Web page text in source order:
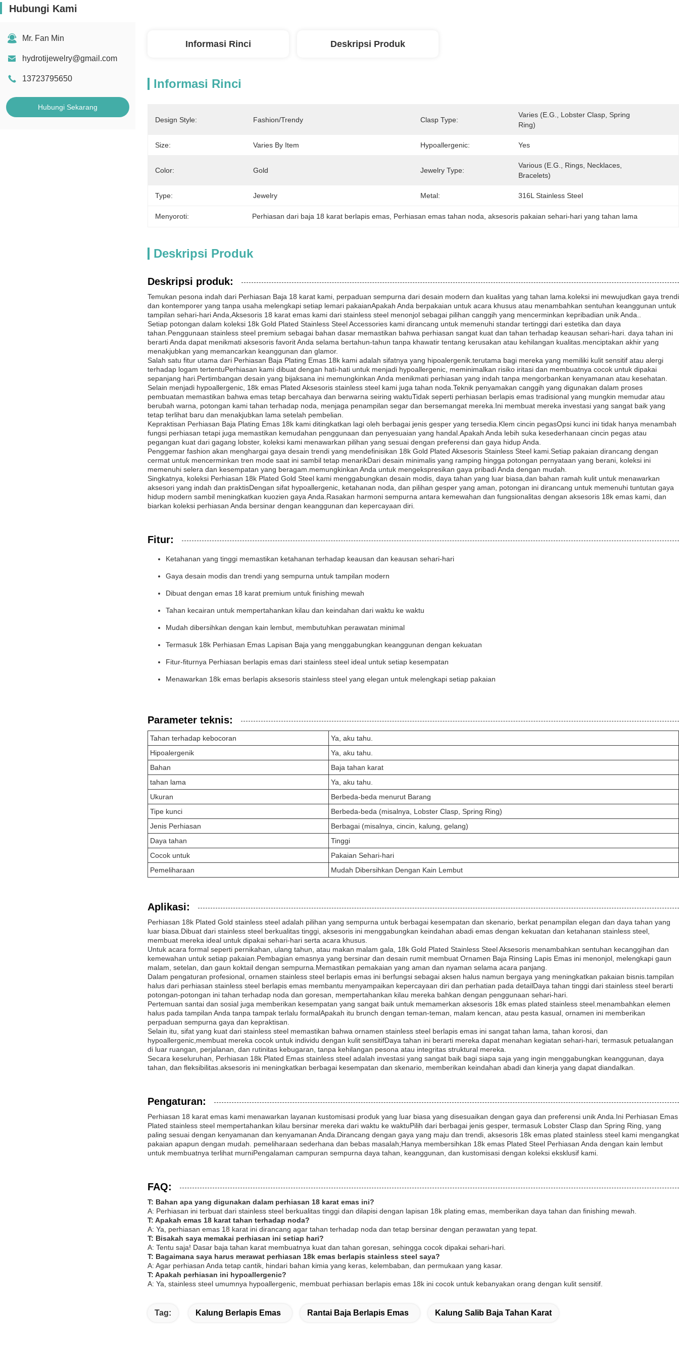
Hubungi Kami
Mr. Fan Min
hydrotijewelry@gmail.com
13723795650
Hubungi Sekarang
Informasi Rinci Deskripsi Produk
Informasi Rinci
Design Style: Fashion/Trendy Clasp Type:
Varies (e.g., Lobster Clasp, Spring
Ring)
Size: Varies By Item Hypoallergenic: Yes
Color: Gold Jewelry Type:
Various (e.g., Rings, Necklaces,
Bracelets)
Type: Jewelry Metal: 316L Stainless Steel
Menyoroti: Perhiasan dari baja 18 karat berlapis emas Perhiasan emas tahan noda aksesoris pakaian sehari-hari yang tahan lama
Deskripsi Produk
Deskripsi produk:
Temukan pesona indah dari Perhiasan Baja 18 karat kami, perpaduan sempurna dari desain modern dan kualitas yang tahan lama.koleksi ini mewujudkan gaya trendi
dan kontemporer yang tanpa usaha melengkapi setiap lemari pakaianApakah Anda berpakaian untuk acara khusus atau menambahkan sentuhan keanggunan untuk
tampilan sehari-hari Anda,Aksesoris 18 karat emas kami dari stainless steel menonjol sebagai pilihan canggih yang mencerminkan kepribadian unik Anda..
Setiap potongan dalam koleksi 18k Gold Plated Stainless Steel Accessories kami dirancang untuk memenuhi standar tertinggi dari estetika dan daya
tahan.Penggunaan stainless steel premium sebagai bahan dasar memastikan bahwa perhiasan sangat kuat dan tahan terhadap keausan sehari-hari. daya tahan ini
berarti Anda dapat menikmati aksesoris favorit Anda selama bertahun-tahun tanpa khawatir tentang kerusakan atau kehilangan kualitas.menciptakan akhir yang
menakjubkan yang memancarkan keanggunan dan glamor.
Salah satu fitur utama dari Perhiasan Baja Plating Emas 18k kami adalah sifatnya yang hipoalergenik.terutama bagi mereka yang memiliki kulit sensitif atau alergi
terhadap logam tertentuPerhiasan kami dibuat dengan hati-hati untuk menjadi hypoallergenic, meminimalkan risiko iritasi dan membuatnya cocok untuk dipakai
sepanjang hari.Pertimbangan desain yang bijaksana ini memungkinkan Anda menikmati perhiasan yang indah tanpa mengorbankan kenyamanan atau kesehatan.
Selain menjadi hypoallergenic, 18k emas Plated Aksesoris stainless steel kami juga tahan noda.Teknik penyamakan canggih yang digunakan dalam proses
pembuatan memastikan bahwa emas tetap bercahaya dan berwarna seiring waktuTidak seperti perhiasan berlapis emas tradisional yang mungkin memudar atau
berubah warna, potongan kami tahan terhadap noda, menjaga penampilan segar dan bersemangat mereka.Ini membuat mereka investasi yang sangat baik yang
tetap terlihat baru dan menakjubkan lama setelah pembelian.
Kepraktisan Perhiasan Baja Plating Emas 18k kami ditingkatkan lagi oleh berbagai jenis gesper yang tersedia.Klem cincin pegasOpsi kunci ini tidak hanya menambah
fungsi perhiasan tetapi juga memastikan kemudahan penggunaan dan penyesuaian yang handal.Apakah Anda lebih suka kesederhanaan cincin pegas atau
pegangan kuat dari gagang lobster, koleksi kami menawarkan pilihan yang sesuai dengan preferensi dan gaya hidup Anda.
Penggemar fashion akan menghargai gaya desain trendi yang mendefinisikan 18k Gold Plated Aksesoris Stainless Steel kami.Setiap pakaian dirancang dengan
cermat untuk mencerminkan tren mode saat ini sambil tetap menarikDari desain minimalis yang ramping hingga potongan pernyataan yang berani, koleksi ini
memenuhi selera dan kesempatan yang beragam.memungkinkan Anda untuk mengekspresikan gaya pribadi Anda dengan mudah.
Singkatnya, koleksi Perhiasan 18k Plated Gold Steel kami menggabungkan desain modis, daya tahan yang luar biasa,dan bahan ramah kulit untuk menawarkan
aksesori yang indah dan praktisDengan sifat hypoallergenic, ketahanan noda, dan pilihan gesper yang aman, potongan ini dirancang untuk memenuhi tuntutan gaya
hidup modern sambil meningkatkan kuozien gaya Anda.Rasakan harmoni sempurna antara kemewahan dan fungsionalitas dengan aksesoris 18k emas kami, dan
biarkan koleksi perhiasan Anda bersinar dengan keanggunan dan kepercayaan diri.
Fitur:
Ketahanan yang tinggi memastikan ketahanan terhadap keausan dan keausan sehari-hari
Gaya desain modis dan trendi yang sempurna untuk tampilan modern
Dibuat dengan emas 18 karat premium untuk finishing mewah
Tahan kecairan untuk mempertahankan kilau dan keindahan dari waktu ke waktu
Mudah dibersihkan dengan kain lembut, membutuhkan perawatan minimal
Termasuk 18k Perhiasan Emas Lapisan Baja yang menggabungkan keanggunan dengan kekuatan
Fitur-fiturnya Perhiasan berlapis emas dari stainless steel ideal untuk setiap kesempatan
Menawarkan 18k emas berlapis aksesoris stainless steel yang elegan untuk melengkapi setiap pakaian
Parameter teknis:
Tahan terhadap kebocoran
Ya, aku tahu.
Hipoalergenik
Ya, aku tahu.
Bahan
Baja tahan karat
tahan lama
Ya, aku tahu.
Ukuran
Berbeda-beda menurut Barang
Tipe kunci
Berbeda-beda (misalnya, Lobster Clasp, Spring Ring)
Jenis Perhiasan
Berbagai (misalnya, cincin, kalung, gelang)
Daya tahan
Tinggi
Cocok untuk
Pakaian Sehari-hari
Pemeliharaan
Mudah Dibersihkan Dengan Kain Lembut
Aplikasi:
Perhiasan 18k Plated Gold stainless steel adalah pilihan yang sempurna untuk berbagai kesempatan dan skenario, berkat penampilan elegan dan daya tahan yang
luar biasa.Dibuat dari stainless steel berkualitas tinggi, aksesoris ini menggabungkan keindahan abadi emas dengan kekuatan dan ketahanan stainless steel,
membuat mereka ideal untuk dipakai sehari-hari serta acara khusus.
Untuk acara formal seperti pernikahan, ulang tahun, atau makan malam gala, 18k Gold Plated Stainless Steel Aksesoris menambahkan sentuhan kecanggihan dan
kemewahan untuk setiap pakaian.Pembagian emasnya yang bersinar dan desain rumit membuat Ornamen Baja Rinsing Lapis Emas ini menonjol, melengkapi gaun
malam, setelan, dan gaun koktail dengan sempurna.Memastikan pemakaian yang aman dan nyaman selama acara panjang.
Dalam pengaturan profesional, ornamen stainless steel berlapis emas ini berfungsi sebagai aksen halus namun bergaya yang meningkatkan pakaian bisnis.tampilan
halus dari perhiasan stainless steel berlapis emas membantu menyampaikan kepercayaan diri dan perhatian pada detailDaya tahan tinggi dari stainless steel berarti
potongan-potongan ini tahan terhadap noda dan goresan, mempertahankan kilau mereka bahkan dengan penggunaan sehari-hari.
Pertemuan santai dan sosial juga memberikan kesempatan yang sangat baik untuk memamerkan aksesoris 18k emas plated stainless steel.menambahkan elemen
halus pada tampilan Anda tanpa tampak terlalu formalApakah itu brunch dengan teman-teman, malam kencan, atau pesta kasual, ornamen ini memberikan
perpaduan sempurna gaya dan kepraktisan.
Selain itu, sifat yang kuat dari stainless steel memastikan bahwa ornamen stainless steel berlapis emas ini sangat tahan lama, tahan korosi, dan
hypoallergenic,membuat mereka cocok untuk individu dengan kulit sensitifDaya tahan ini berarti mereka dapat menahan kegiatan sehari-hari, termasuk petualangan
di luar ruangan, perjalanan, dan rutinitas kebugaran, tanpa kehilangan pesona atau integritas struktural mereka.
Secara keseluruhan, Perhiasan 18k Plated Emas stainless steel adalah investasi yang sangat baik bagi siapa saja yang ingin menggabungkan keanggunan, daya
tahan, dan fleksibilitas.aksesoris ini meningkatkan berbagai kesempatan dan skenario, memberikan keindahan abadi dan kinerja yang dapat diandalkan.
Pengaturan:
Perhiasan 18 karat emas kami menawarkan layanan kustomisasi produk yang luar biasa yang disesuaikan dengan gaya dan preferensi unik Anda.Ini Perhiasan Emas
Plated stainless steel mempertahankan kilau bersinar mereka dari waktu ke waktuPilih dari berbagai jenis gesper, termasuk Lobster Clasp dan Spring Ring, yang
paling sesuai dengan kenyamanan dan kenyamanan Anda.Dirancang dengan gaya yang maju dan trendi, aksesoris 18k emas plated stainless steel kami mengangkat
pakaian apapun dengan mudah. pemeliharaan sederhana dan bebas masalah;Hanya membersihkan 18k emas Plated Steel Perhiasan Anda dengan kain lembut
untuk membuatnya terlihat murniPengalaman campuran sempurna daya tahan, keanggunan, dan kustomisasi dengan koleksi eksklusif kami.
FAQ:
T: Bahan apa yang digunakan dalam perhiasan 18 karat emas ini?
A: Perhiasan ini terbuat dari stainless steel berkualitas tinggi dan dilapisi dengan lapisan 18k plating emas, memberikan daya tahan dan finishing mewah.
T: Apakah emas 18 karat tahan terhadap noda?
A: Ya, perhiasan emas 18 karat ini dirancang agar tahan terhadap noda dan tetap bersinar dengan perawatan yang tepat.
T: Bisakah saya memakai perhiasan ini setiap hari?
A: Tentu saja! Dasar baja tahan karat membuatnya kuat dan tahan goresan, sehingga cocok dipakai sehari-hari.
T: Bagaimana saya harus merawat perhiasan 18k emas berlapis stainless steel saya?
A: Agar perhiasan Anda tetap cantik, hindari bahan kimia yang keras, kelembaban, dan permukaan yang kasar.
T: Apakah perhiasan ini hypoallergenic?
A: Ya, stainless steel umumnya hypoallergenic, membuat perhiasan berlapis emas 18k ini cocok untuk kebanyakan orang dengan kulit sensitif.
Tag: Kalung Berlapis Emas Rantai Baja Berlapis Emas Kalung Salib Baja Tahan Karat